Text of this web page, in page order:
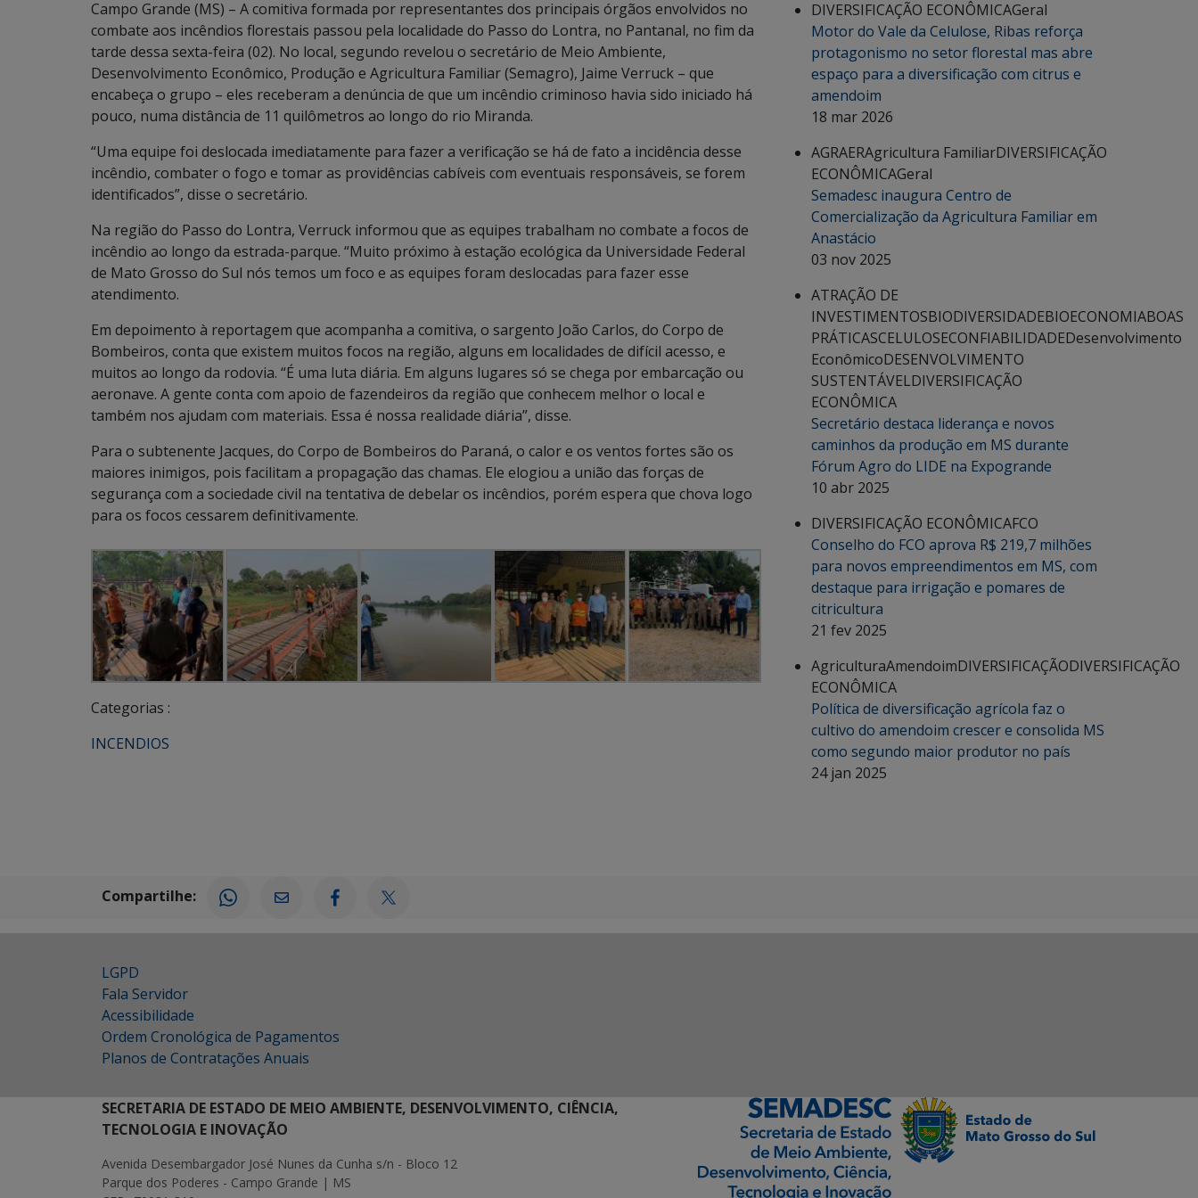
Campo Grande (MS) – A comitiva formada por representantes dos principais órgãos envolvidos no
combate aos incêndios florestais passou pela localidade do Passo do Lontra, no Pantanal, no fim da
tarde dessa sexta-feira (02). No local, segundo revelou o secretário de Meio Ambiente,
Desenvolvimento Econômico, Produção e Agricultura Familiar (Semagro), Jaime Verruck – que
encabeça o grupo – eles receberam a denúncia de que um incêndio criminoso havia sido iniciado há
pouco, numa distância de 11 quilômetros ao longo do rio Miranda.
“Uma equipe foi deslocada imediatamente para fazer a verificação se há de fato a incidência desse
incêndio, combater o fogo e tomar as providências cabíveis com eventuais responsáveis, se forem
identificados”, disse o secretário.
Na região do Passo do Lontra, Verruck informou que as equipes trabalham no combate a focos de
incêndio ao longo da estrada-parque. “Muito próximo à estação ecológica da Universidade Federal
de Mato Grosso do Sul nós temos um foco e as equipes foram deslocadas para fazer esse
atendimento.
Em depoimento à reportagem que acompanha a comitiva, o sargento João Carlos, do Corpo de
Bombeiros, conta que existem muitos focos na região, alguns em localidades de difícil acesso, e
muitos ao longo da rodovia. “É uma luta diária. Em alguns lugares só se chega por embarcação ou
aeronave. A gente conta com apoio de fazendeiros da região que conhecem melhor o local e
também nos ajudam com materiais. Essa é nossa realidade diária”, disse.
Para o subtenente Jacques, do Corpo de Bombeiros do Paraná, o calor e os ventos fortes são os
maiores inimigos, pois facilitam a propagação das chamas. Ele elogiou a união das forças de
segurança com a sociedade civil na tentativa de debelar os incêndios, porém espera que chova logo
para os focos cessarem definitivamente.
Categorias :
INCENDIOS
DIVERSIFICAÇÃO ECONÔMICAGeral
Motor do Vale da Celulose, Ribas reforça
protagonismo no setor florestal mas abre
espaço para a diversificação com citrus e
amendoim
18 mar 2026
AGRAERAgricultura FamiliarDIVERSIFICAÇÃO
ECONÔMICAGeral
Semadesc inaugura Centro de
Comercialização da Agricultura Familiar em
Anastácio
03 nov 2025
ATRAÇÃO DE
INVESTIMENTOSBIODIVERSIDADEBIOECONOMIABOAS
PRÁTICASCELULOSECONFIABILIDADEDesenvolvimento
EconômicoDESENVOLVIMENTO
SUSTENTÁVELDIVERSIFICAÇÃO
ECONÔMICA
Secretário destaca liderança e novos
caminhos da produção em MS durante
Fórum Agro do LIDE na Expogrande
10 abr 2025
DIVERSIFICAÇÃO ECONÔMICAFCO
Conselho do FCO aprova R$ 219,7 milhões
para novos empreendimentos em MS, com
destaque para irrigação e pomares de
citricultura
21 fev 2025
AgriculturaAmendoimDIVERSIFICAÇÃODIVERSIFICAÇÃO
ECONÔMICA
Política de diversificação agrícola faz o
cultivo do amendoim crescer e consolida MS
como segundo maior produtor no país
24 jan 2025
Compartilhe:
LGPD
Fala Servidor
Acessibilidade
Ordem Cronológica de Pagamentos
Planos de Contratações Anuais
SECRETARIA DE ESTADO DE MEIO AMBIENTE, DESENVOLVIMENTO, CIÊNCIA,
TECNOLOGIA E INOVAÇÃO
Avenida Desembargador José Nunes da Cunha s/n - Bloco 12
Parque dos Poderes - Campo Grande | MS